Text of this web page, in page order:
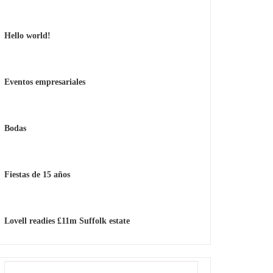
Hello world!
Eventos empresariales
Bodas
Fiestas de 15 años
Lovell readies £11m Suffolk estate